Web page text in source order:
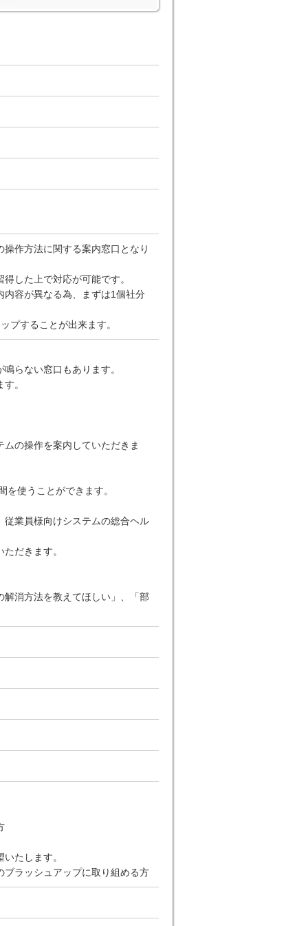
作方法に関する案内窓口となり
した上で対応が可能です。
容が異なる為、まずは1個社分
することが出来ます。
らない窓口もあります。
。
の操作を案内していただきま
使うことができます。
業員様向けシステムの総合ヘル
だきます。
消方法を教えてほしい」、「部
たします。
ラッシュアップに取り組める方